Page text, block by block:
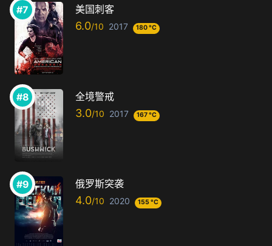
美国刺客
6.0 2017 180 °C
全境警戒
3.0 2017 167 °C
俄罗斯突袭
4.0 2020 155 °C